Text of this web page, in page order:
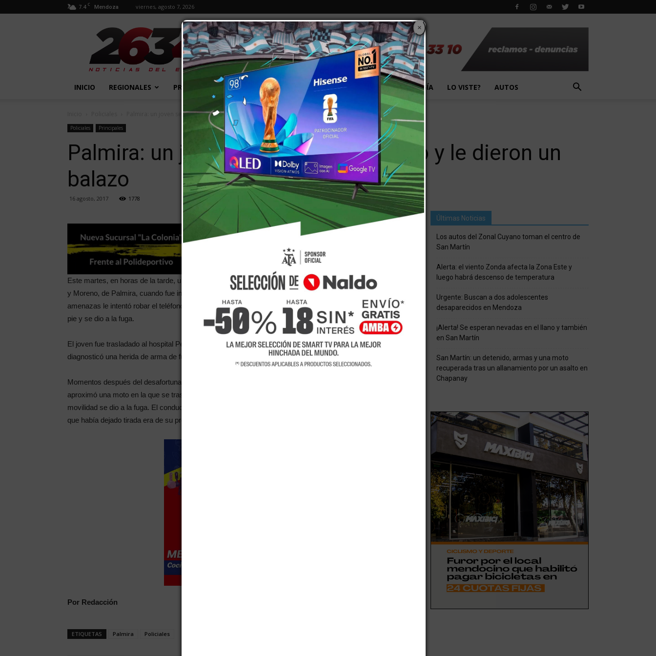
7.4 C Mendoza viernes, agosto 7, 2026
2634
Diario
INICIO REGIONALES PROVINCIALES EXTRA! MUNDO PAÍS EVENTOS TECNOLOGÍA LO VISTE? AUTOS
Palmira: un joven se resistió a un robo y le dieron un...
Policiales Principales
Palmira: un joven se resistió a un robo y le dieron un
balazo
16 agosto, 2017 1778
Este martes, en horas de la tarde, un joven de 19 años caminaba por la intersección de las calles Bertolini
y Moreno, de Palmira, cuando fue interceptado por un hombre apodado
El Mocoso
amenazas le intentó robar el teléfono celular. La víctima se resistió y el delincuente le dio un disparo en un
pie y se dio a la fuga.
El joven fue trasladado al hospital Perrupato, donde fue asistido por el médico de guardia, quien le
diagnosticó una herida de arma de fuego en el pie izquierdo, con orificio de entrada, sin salida.
Momentos después del desafortunado suceso, personal policial estaba en las inmediaciones del lugar y se
aproximó una moto en la que se trasladaba como acompañante el autor material del hecho, que al ver la
movilidad se dio a la fuga. El conductor del rodado ingresó a un domicilio, salió y manifestó que "la moto
que había dejado tirada era de su propiedad", por lo que fue detenido de inmediato por personal policial.
Por Redacción
×
ETIQUETAS Palmira Policiales
Últimas Noticias
Los autos del Zonal Cuyano toman el centro de
San Martín
Alerta: el viento Zonda afecta la Zona Este y
luego habrá descenso de temperatura
Urgente: Buscan a dos adolescentes
desaparecidos en Mendoza
¡Alerta! Se esperan nevadas en el llano y también
en San Martín
San Martín: un detenido, armas y una moto
recuperada tras un allanamiento por un asalto en
Chapanay